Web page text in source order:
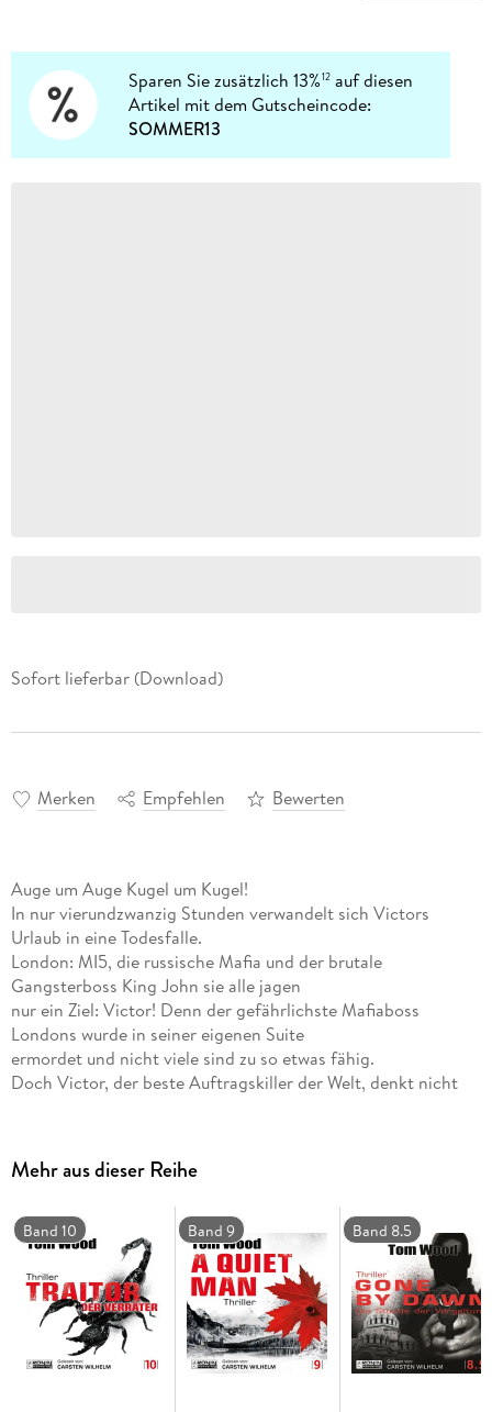
Sparen Sie zusätzlich 13%12 auf diesen
Artikel mit dem Gutscheincode:
SOMMER13
Sofort lieferbar (Download)
Merken Empfehlen Bewerten
Auge um Auge Kugel um Kugel!
In nur vierundzwanzig Stunden verwandelt sich Victors
Urlaub in eine Todesfalle.
London: MI5, die russische Mafia und der brutale
Gangsterboss King John sie alle jagen
nur ein Ziel: Victor! Denn der gefährlichste Mafiaboss
Londons wurde in seiner eigenen Suite
ermordet und nicht viele sind zu so etwas fähig.
Doch Victor, der beste Auftragskiller der Welt, denkt nicht
Mehr aus dieser Reihe
Band 10 Band 9 Band 8.5